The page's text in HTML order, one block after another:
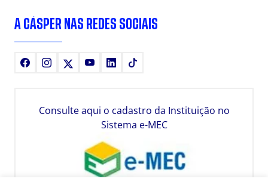
A CÁSPER NAS REDES SOCIAIS
FacebookInstagram YoutubeLinkedIn
Consulte aqui o cadastro da Instituição no
Sistema e-MEC